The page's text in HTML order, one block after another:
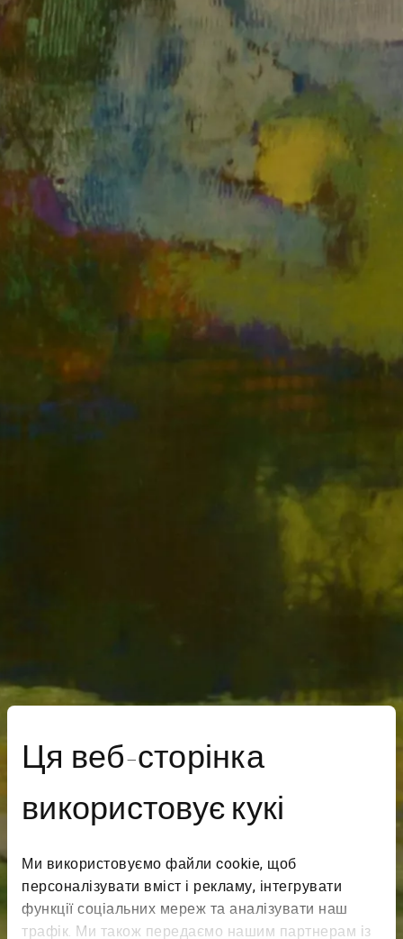
Ця веб-сторінка
використовує кукі
Ми використовуємо файли cookie, щоб
персоналізувати вміст і рекламу, інтегрувати
функції соціальних мереж та аналізувати наш
трафік. Ми також передаємо нашим партнерам із